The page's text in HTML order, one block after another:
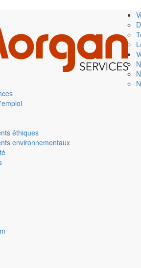
éthiques
environnementaux